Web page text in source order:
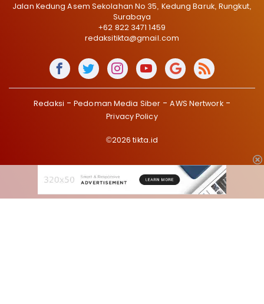
Jalan Kedung Asem Sekolahan No 35, Kedung Baruk, Rungkut,
Surabaya
+62 822 3471 1459
redaksitikta@gmail.com
Redaksi Pedoman Media Siber
AWS Nertwork
Privacy Policy
©2026 tikta.id